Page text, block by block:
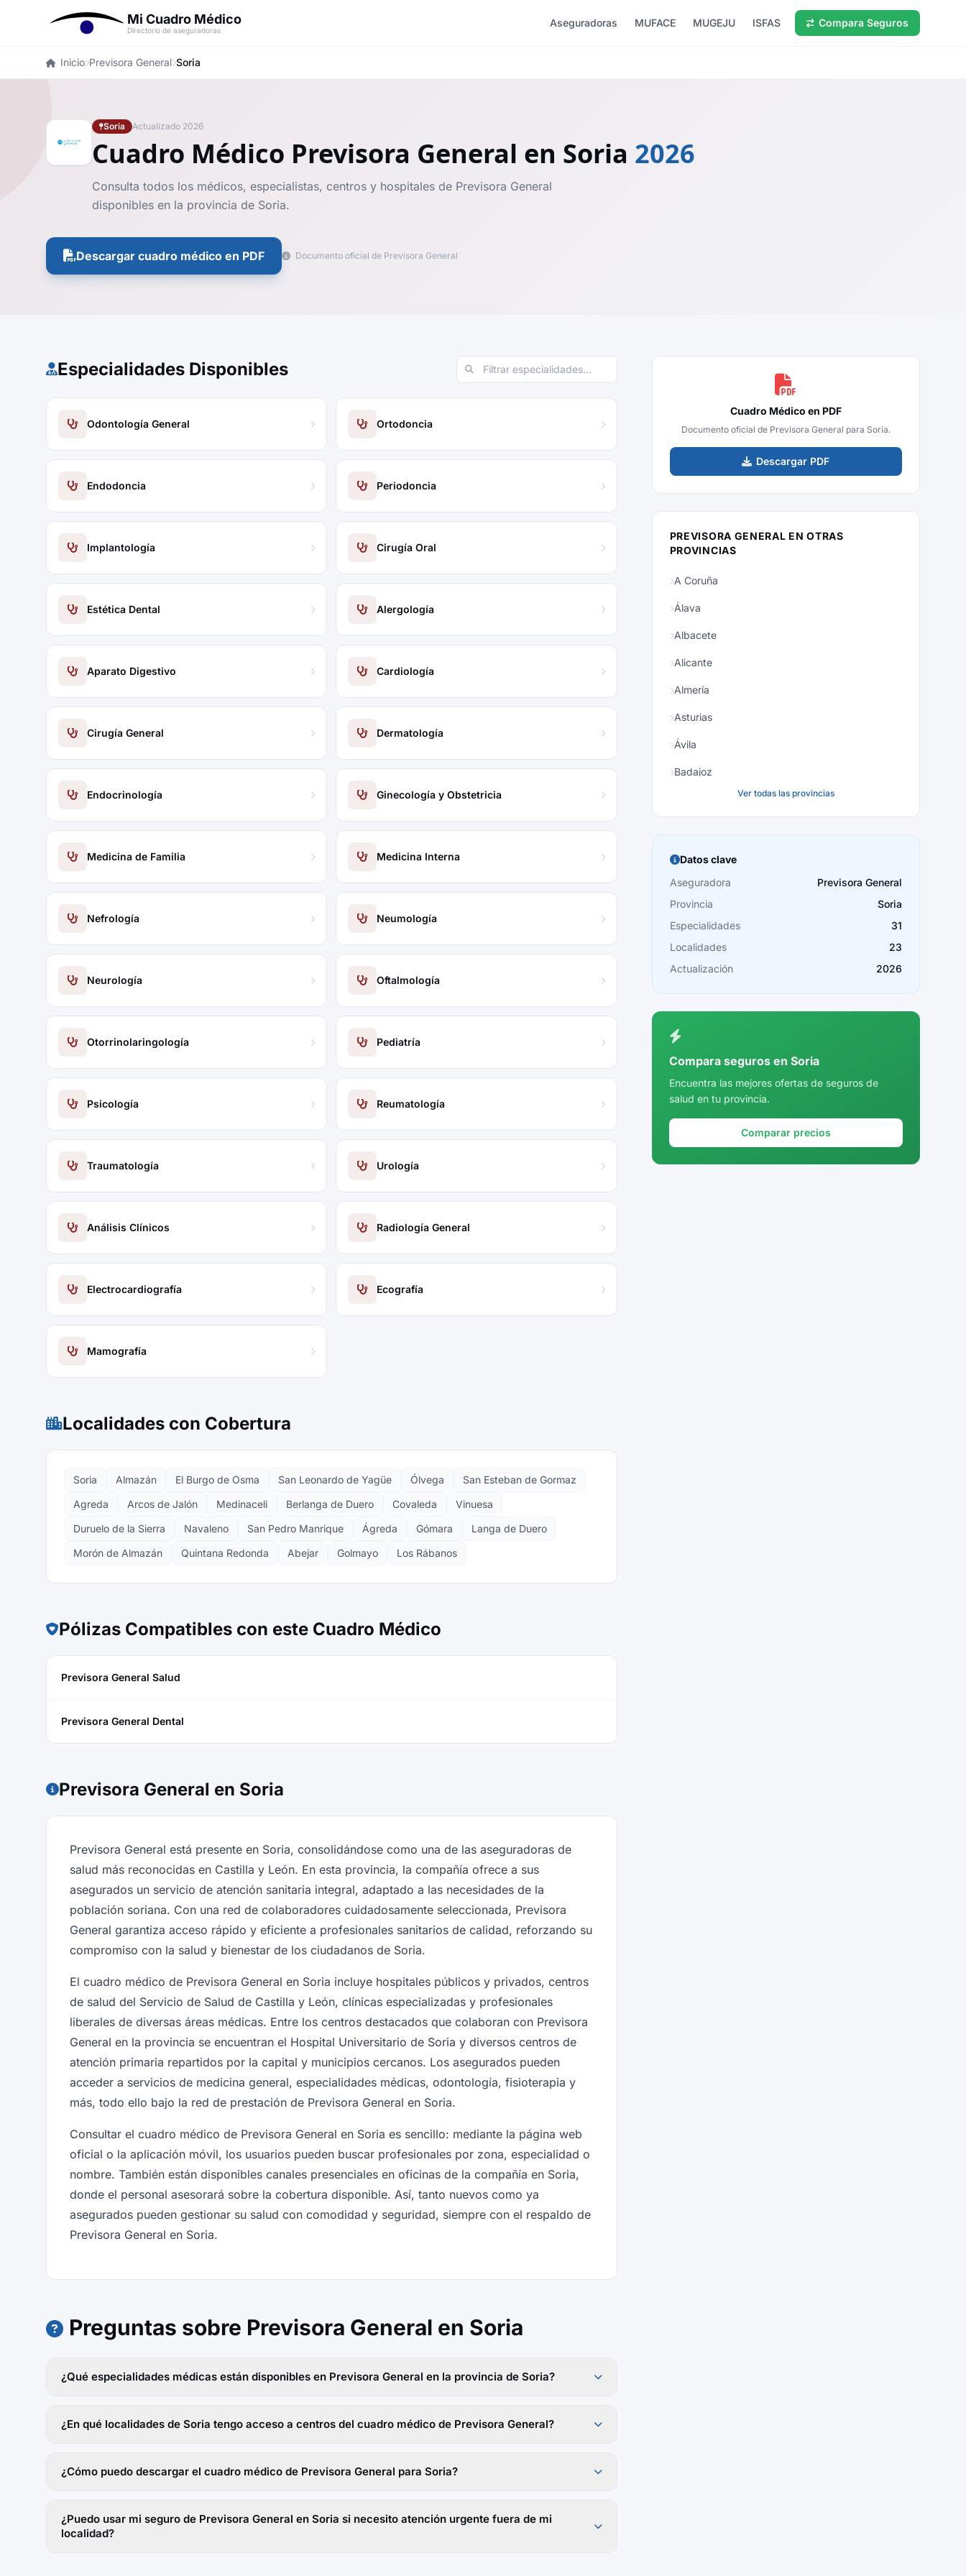
Mi Cuadro Médico
Directorio de aseguradoras
Aseguradoras MUFACE MUGEJU ISFAS Compara Seguros
Inicio Previsora General Soria
Soria Actualizado 2026
Cuadro Médico Previsora General en Soria 2026
Consulta todos los médicos, especialistas, centros y hospitales de Previsora General
disponibles en la provincia de Soria.
Descargar cuadro médico en PDF Documento oficial de Previsora General
Especialidades Disponibles
Odontología General Ortodoncia
Endodoncia Periodoncia
Implantología Cirugía Oral
Estética Dental Alergología
Aparato Digestivo Cardiología
Cirugía General Dermatología
Endocrinología Ginecología y Obstetricia
Medicina de Familia Medicina Interna
Nefrología Neumología
Neurología Oftalmología
Otorrinolaringología Pediatría
Psicología Reumatología
Traumatología Urología
Análisis Clínicos Radiología General
Electrocardiografía Ecografía
Mamografía
Localidades con Cobertura
Soria Almazán El Burgo de Osma San Leonardo de Yagüe Ólvega
San Esteban de Gormaz
Agreda
Arcos de Jalón Medinaceli Berlanga de Duero Covaleda
Vinuesa
Duruelo de la Sierra
Navaleno San Pedro Manrique Ágreda Gómara
Langa de Duero
Morón de Almazán
Quintana Redonda Abejar Golmayo Los Rábanos
Pólizas Compatibles con este Cuadro Médico
Previsora General Salud
Previsora General Dental
Previsora General en Soria
Previsora General está presente en Soria, consolidándose como una de las aseguradoras de
salud más reconocidas en Castilla y León. En esta provincia, la compañía ofrece a sus
asegurados un servicio de atención sanitaria integral, adaptado a las necesidades de la
población soriana. Con una red de colaboradores cuidadosamente seleccionada, Previsora
General garantiza acceso rápido y eficiente a profesionales sanitarios de calidad, reforzando su
compromiso con la salud y bienestar de los ciudadanos de Soria.
El cuadro médico de Previsora General en Soria incluye hospitales públicos y privados, centros
de salud del Servicio de Salud de Castilla y León, clínicas especializadas y profesionales
liberales de diversas áreas médicas. Entre los centros destacados que colaboran con Previsora
General en la provincia se encuentran el Hospital Universitario de Soria y diversos centros de
atención primaria repartidos por la capital y municipios cercanos. Los asegurados pueden
acceder a servicios de medicina general, especialidades médicas, odontología, fisioterapia y
más, todo ello bajo la red de prestación de Previsora General en Soria.
Consultar el cuadro médico de Previsora General en Soria es sencillo: mediante la página web
oficial o la aplicación móvil, los usuarios pueden buscar profesionales por zona, especialidad o
nombre. También están disponibles canales presenciales en oficinas de la compañía en Soria,
donde el personal asesorará sobre la cobertura disponible. Así, tanto nuevos como ya
asegurados pueden gestionar su salud con comodidad y seguridad, siempre con el respaldo de
Previsora General en Soria.
Preguntas sobre Previsora General en Soria
¿Qué especialidades médicas están disponibles en Previsora General en la provincia de Soria?
¿En qué localidades de Soria tengo acceso a centros del cuadro médico de Previsora General?
¿Cómo puedo descargar el cuadro médico de Previsora General para Soria?
¿Puedo usar mi seguro de Previsora General en Soria si necesito atención urgente fuera de mi
localidad?
Cuadro Médico en PDF
Documento oficial de Previsora General para Soria.
Descargar PDF
PREVISORA GENERAL EN OTRAS
PROVINCIAS
A Coruña
Álava
Albacete
Alicante
Almería
Asturias
Ávila
Badajoz
Burgos
Cáceres
Cádiz
Cantabria
Castellón
Córdoba
Cuenca
Girona
Ver todas las provincias
Datos clave
Aseguradora
Previsora General
Provincia
Soria
Especialidades
31
Localidades
23
Actualización
2026
Compara seguros en Soria
Encuentra las mejores ofertas de seguros de
salud en tu provincia.
Comparar precios